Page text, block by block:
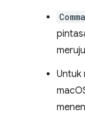
Untuk